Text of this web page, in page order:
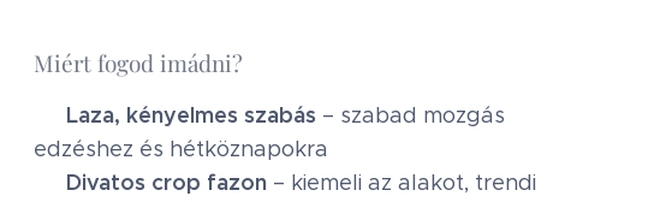
Miért fogod imádni?
Laza, kényelmes szabás – szabad mozgás
edzéshez és hétköznapokra
Divatos crop fazon – kiemeli az alakot, trendi